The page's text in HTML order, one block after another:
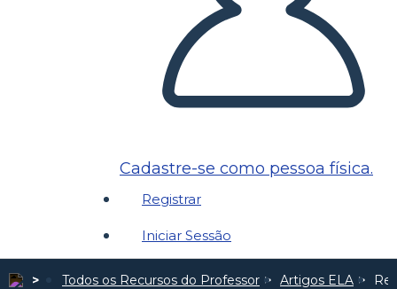
Cadastre-se como pessoa física.
Registrar
Iniciar Sessão
Todos os Recursos do Professor Artigos ELA